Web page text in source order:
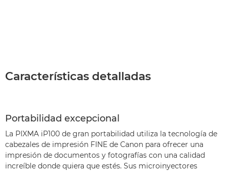
Características detalladas
Portabilidad excepcional
La PIXMA iP100 de gran portabilidad utiliza la tecnología de
cabezales de impresión FINE de Canon para ofrecer una
impresión de documentos y fotografías con una calidad
increíble donde quiera que estés. Sus microinyectores